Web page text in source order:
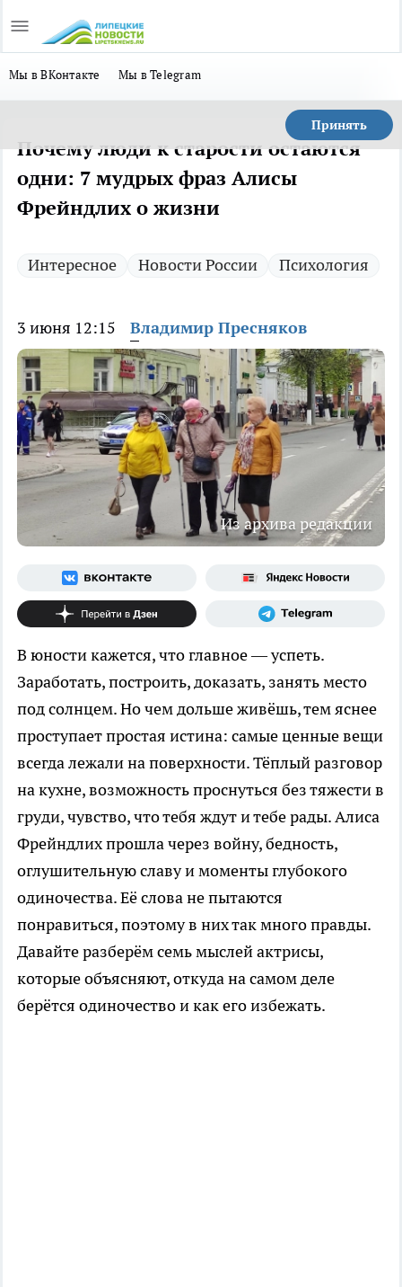
Мы в ВКонтакте Мы в Telegram
Принять
Почему люди к старости остаются
одни: 7 мудрых фраз Алисы
Фрейндлих о жизни
Интересное Новости России Психология
3 июня 12:15 Владимир Пресняков
Из архива редакции
В юности кажется, что главное — успеть.
Заработать, построить, доказать, занять место
под солнцем. Но чем дольше живёшь, тем яснее
проступает простая истина: самые ценные вещи
всегда лежали на поверхности. Тёплый разговор
на кухне, возможность проснуться без тяжести в
груди, чувство, что тебя ждут и тебе рады. Алиса
Фрейндлих прошла через войну, бедность,
оглушительную славу и моменты глубокого
одиночества. Её слова не пытаются
понравиться, поэтому в них так много правды.
Давайте разберём семь мыслей актрисы,
которые объясняют, откуда на самом деле
берётся одиночество и как его избежать.